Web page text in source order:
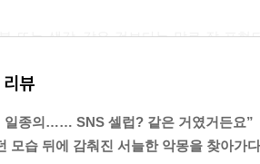
또는 생각, 같은 것보다는 말로 잘 표현
로 경아의 죽음은 자살이었고, 실제로
했지만 살해당했다. 나로서는 납득이
뷰
일종의…… SNS 셀럽? 같은 거였거든요”
모습 뒤에 감춰진 서늘한 악몽을 찾아가다